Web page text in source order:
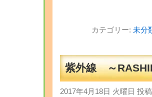
カテゴリー: 未分
紫外線 ～
2017年4月18日 火曜日 投